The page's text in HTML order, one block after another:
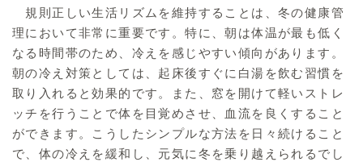
規則正しい生活リズムを維持することは、冬の健康管
理において非常に重要です。特に、朝は体温が最も低く
なる時間帯のため、冷えを感じやすい傾向があります。
朝の冷え対策としては、起床後すぐに白湯を飲む習慣を
取り入れると効果的です。また、窓を開けて軽いストレ
ッチを行うことで体を目覚めさせ、血流を良くすること
ができます。こうしたシンプルな方法を日々続けること
で、体の冷えを緩和し、元気に冬を乗り越えられるでし